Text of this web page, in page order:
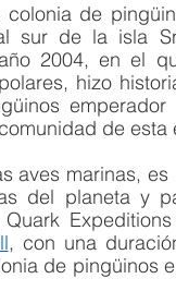
de
sur de la isla
2004, en el
hizo
de
aves marinas,
del planeta y
, con una
de pingüinos